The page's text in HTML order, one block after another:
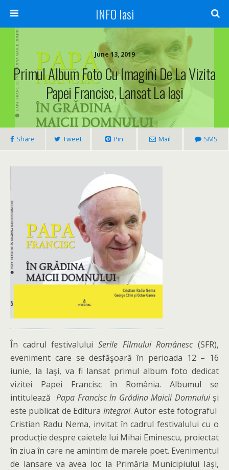
INFO Iasi
June 13, 2019
Primul Album Foto Cu Imagini De La Vizita
Papei Francisc, Lansat La Iaşi
Share Tweet Pin Mail SMS
În cadrul festivalului Serile Filmului Românesc(SFR),
eveniment care se desfăşoară în perioada 12 – 16
iunie, la Iaşi, va fi lansat primul album foto dedicat
vizitei Papei Francisc în România. Albumul se
intitulează Papa Francisc în Grădina Maicii Domnuluiși
este publicat de Editura Integral. Autor este fotograful
Cristian Radu Nema, invitat în cadrul festivalului cu o
producție despre caietele lui Mihai Eminescu, proiectat
în ziua în care ne amintim de marele poet. Evenimentul
de lansare va avea loc la Primăria Municipiului Iași,